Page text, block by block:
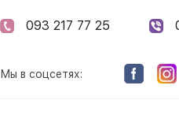
093 217 77 25
Мы в соцсетях: